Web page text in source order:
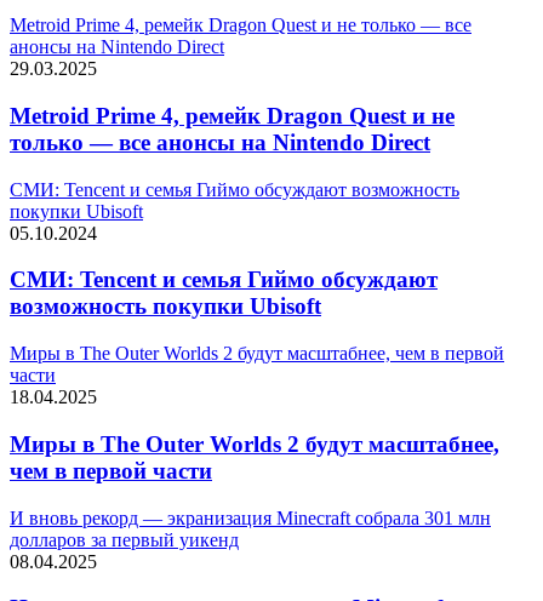
Metroid Prime 4, ремейк Dragon Quest и не только — все
анонсы на Nintendo Direct
29.03.2025
Metroid Prime 4, ремейк Dragon Quest и не
только — все анонсы на Nintendo Direct
СМИ: Tencent и семья Гиймо обсуждают возможность
покупки Ubisoft
05.10.2024
СМИ: Tencent и семья Гиймо обсуждают
возможность покупки Ubisoft
Миры в The Outer Worlds 2 будут масштабнее, чем в первой
части
18.04.2025
Миры в The Outer Worlds 2 будут масштабнее,
чем в первой части
И вновь рекорд — экранизация Minecraft собрала 301 млн
долларов за первый уикенд
08.04.2025